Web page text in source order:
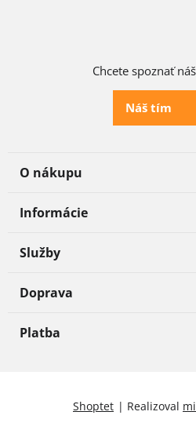
Chcete spoznať
Náš tím
O nákupu
Informácie
Služby
Doprava
Platba
Shoptet | Realizoval